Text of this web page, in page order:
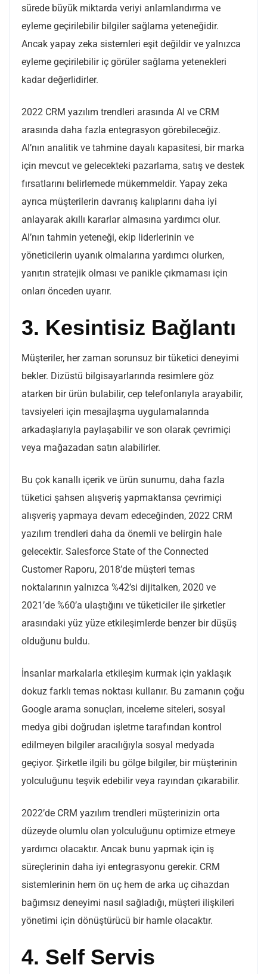
sürede büyük miktarda veriyi anlamlandırma ve
eyleme geçirilebilir bilgiler sağlama yeteneğidir.
Ancak yapay zeka sistemleri eşit değildir ve yalnızca
eyleme geçirilebilir iç görüler sağlama yetenekleri
kadar değerlidirler.
2022 CRM yazılım trendleri arasında AI ve CRM
arasında daha fazla entegrasyon görebileceğiz.
AI’nın analitik ve tahmine dayalı kapasitesi, bir marka
için mevcut ve gelecekteki pazarlama, satış ve destek
fırsatlarını belirlemede mükemmeldir. Yapay zeka
ayrıca müşterilerin davranış kalıplarını daha iyi
anlayarak akıllı kararlar almasına yardımcı olur.
AI’nın tahmin yeteneği, ekip liderlerinin ve
yöneticilerin uyanık olmalarına yardımcı olurken,
yanıtın stratejik olması ve panikle çıkmaması için
onları önceden uyarır.
3. Kesintisiz Bağlantı
Müşteriler, her zaman sorunsuz bir tüketici deneyimi
bekler. Dizüstü bilgisayarlarında resimlere göz
atarken bir ürün bulabilir, cep telefonlarıyla arayabilir,
tavsiyeleri için mesajlaşma uygulamalarında
arkadaşlarıyla paylaşabilir ve son olarak çevrimiçi
veya mağazadan satın alabilirler.
Bu çok kanallı içerik ve ürün sunumu, daha fazla
tüketici şahsen alışveriş yapmaktansa çevrimiçi
alışveriş yapmaya devam edeceğinden, 2022 CRM
yazılım trendleri daha da önemli ve belirgin hale
gelecektir. Salesforce State of the Connected
Customer Raporu, 2018’de müşteri temas
noktalarının yalnızca %42’si dijitalken, 2020 ve
2021’de %60’a ulaştığını ve tüketiciler ile şirketler
arasındaki yüz yüze etkileşimlerde benzer bir düşüş
olduğunu buldu.
İnsanlar markalarla etkileşim kurmak için yaklaşık
dokuz farklı temas noktası kullanır. Bu zamanın çoğu
Google arama sonuçları, inceleme siteleri, sosyal
medya gibi doğrudan işletme tarafından kontrol
edilmeyen bilgiler aracılığıyla sosyal medyada
geçiyor. Şirketle ilgili bu gölge bilgiler, bir müşterinin
yolculuğunu teşvik edebilir veya rayından çıkarabilir.
2022’de CRM yazılım trendleri müşterinizin orta
düzeyde olumlu olan yolculuğunu optimize etmeye
yardımcı olacaktır. Ancak bunu yapmak için iş
süreçlerinin daha iyi entegrasyonu gerekir. CRM
sistemlerinin hem ön uç hem de arka uç cihazdan
bağımsız deneyimi nasıl sağladığı, müşteri ilişkileri
yönetimi için dönüştürücü bir hamle olacaktır.
4. Self Servis